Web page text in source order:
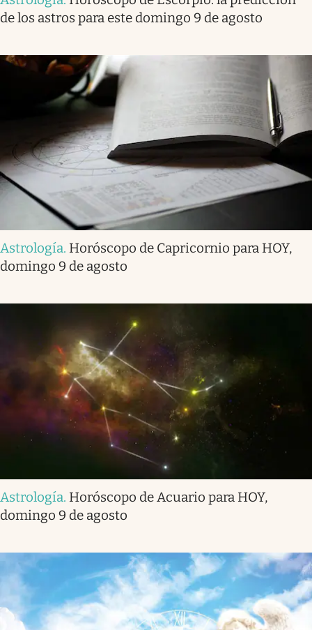
de los astros para este domingo 9 de agosto
Astrología. Horóscopo de Capricornio para HOY,
domingo 9 de agosto
Astrología. Horóscopo de Acuario para HOY,
domingo 9 de agosto